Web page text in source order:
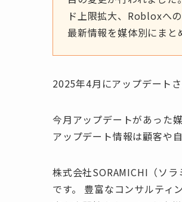
ド上限拡大、Robloxへ
最新情報を媒体別にまと
2025年4月にアップデート
今月アップデートがあった
アップデート情報は顧客や
株式会社SORAMICHI（ソ
です。 豊富なコンサルティ